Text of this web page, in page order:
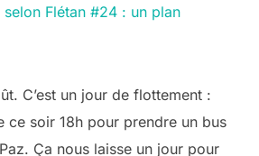
Flétan #24 : un plan
C’est un jour de flottement :
ce soir 18h pour prendre un bus
Ça nous laisse un jour pour